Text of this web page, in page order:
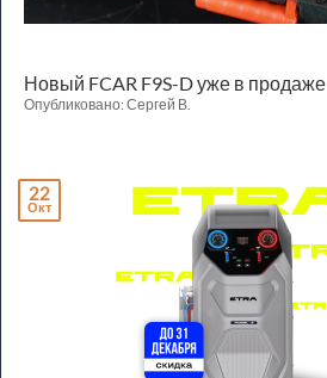
Новый FCAR F9S-D уже в продаже
Опубликовано: Сергей В.
22
Окт